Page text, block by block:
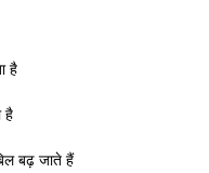
है
है
बढ़ जाते हैं